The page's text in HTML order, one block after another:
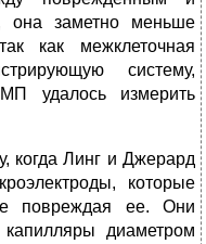
она заметно меньше
как межклеточная
систему,
удалось измерить
когда Линг и Джерард
которые
повреждая ее. Они
диаметром